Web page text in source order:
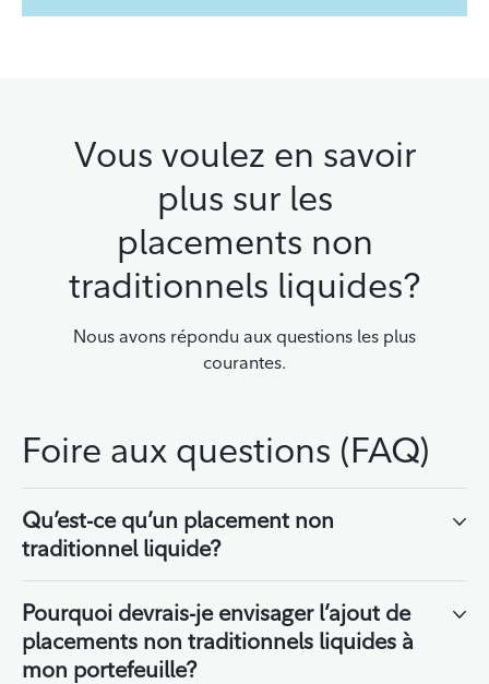
Vous voulez en savoir
plus sur les
placements non
traditionnels liquides?
Nous avons répondu aux questions les plus
courantes.
Foire aux questions (FAQ)
Qu’est-ce qu’un placement non
traditionnel liquide?
Pourquoi devrais-je envisager l’ajout de
placements non traditionnels liquides à
mon portefeuille?